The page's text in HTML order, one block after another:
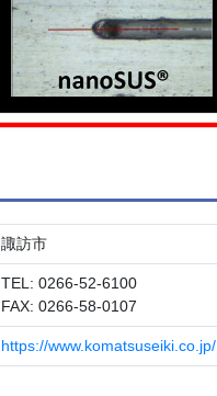
諏訪市
TEL: 0266-52-6100
FAX: 0266-58-0107
https://www.komatsuseiki.co.jp/